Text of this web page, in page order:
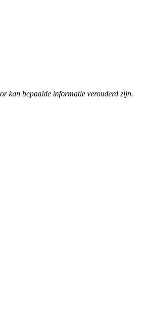
kan bepaalde informatie verouderd zijn.